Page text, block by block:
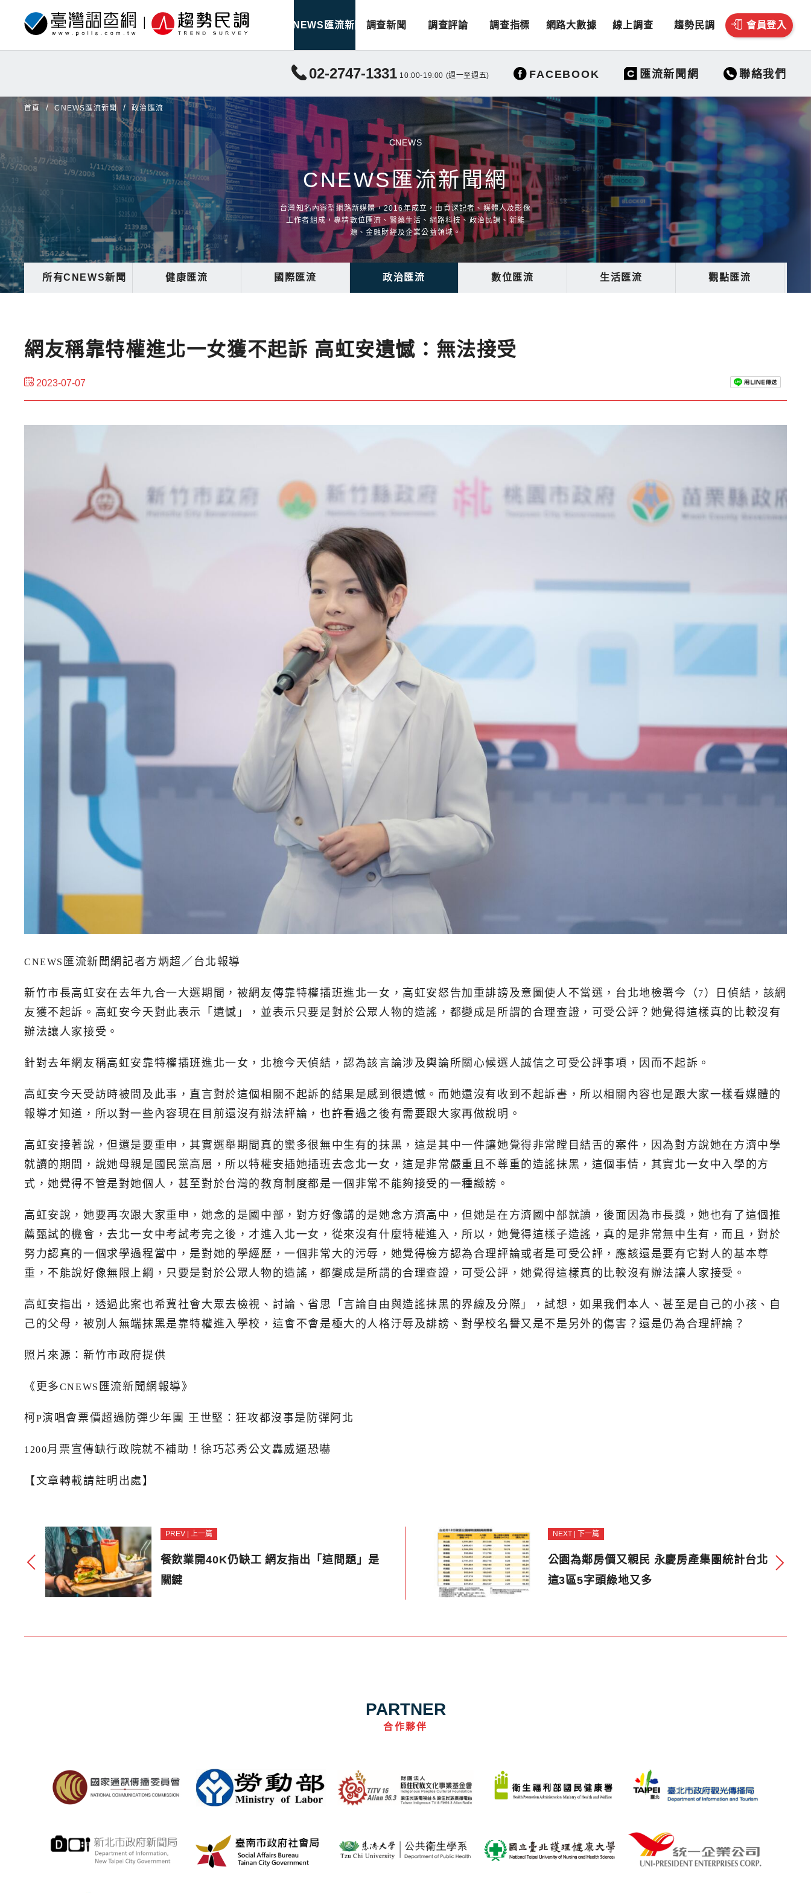
CNEWS匯流新聞 調查新聞 調查評論 調查指標 網路大數據 線上調查 趨勢民調 會員登入
02-2747-1331 10:00-19:00 (週一至週五) FACEBOOK 匯流新聞網 聯絡我們
首頁 CNEWS匯流新聞 政治匯流
CNEWS
CNEWS匯流新聞網
台灣知名內容型網路新媒體，2016年成立，由資深記者、媒體人及影像
工作者組成，專精數位匯流、醫藥生活、網路科技、政治民調、新能
源、金融財經及企業公益領域。
所有CNEWS新聞 健康匯流 國際匯流 政治匯流 數位匯流 生活匯流 觀點匯流
網友稱靠特權進北一女獲不起訴 高虹安遺憾：無法接受
2023-07-07
CNEWS 匯流新聞網記者方炳超／台北報導
新竹市長高虹安在去年九合一大選期間，被網友傳靠特權插班進北一女，高虹安怒告加重誹謗及意圖使人不當選，台北地檢署今（7）日偵結，該網
友獲不起訴。高虹安今天對此表示「遺憾」，並表示只要是對於公眾人物的造謠，都變成是所謂的合理查證，可受公評？她覺得這樣真的比較沒有
辦法讓人家接受。
針對去年網友稱高虹安靠特權插班進北一女，北檢今天偵結，認為該言論涉及輿論所關心候選人誠信之可受公評事項，因而不起訴。
高虹安今天受訪時被問及此事，直言對於這個相關不起訴的結果是感到很遺憾。而她還沒有收到不起訴書，所以相關內容也是跟大家一樣看媒體的
報導才知道，所以對一些內容現在目前還沒有辦法評論，也許看過之後有需要跟大家再做說明。
高虹安接著說，但還是要重申，其實選舉期間真的蠻多很無中生有的抹黑，這是其中一件讓她覺得非常瞠目結舌的案件，因為對方說她在方濟中學
就讀的期間，說她母親是國民黨高層，所以特權安插她插班去念北一女，這是非常嚴重且不尊重的造謠抹黑，這個事情，其實北一女中入學的方
式，她覺得不管是對她個人，甚至對於台灣的教育制度都是一個非常不能夠接受的一種譭謗。
高虹安說，她要再次跟大家重申，她念的是國中部，對方好像講的是她念方濟高中，但她是在方濟國中部就讀，後面因為市長獎，她也有了這個推
薦甄試的機會，去北一女中考試考完之後，才進入北一女，從來沒有什麼特權進入，所以，她覺得這樣子造謠，真的是非常無中生有，而且，對於
努力認真的一個求學過程當中，是對她的學經歷，一個非常大的污辱，她覺得檢方認為合理評論或者是可受公評，應該還是要有它對人的基本尊
重，不能說好像無限上綱，只要是對於公眾人物的造謠，都變成是所謂的合理查證，可受公評，她覺得這樣真的比較沒有辦法讓人家接受。
高虹安指出，透過此案也希冀社會大眾去檢視、討論、省思「言論自由與造謠抹黑的界線及分際」，試想，如果我們本人、甚至是自己的小孩、自
己的父母，被別人無端抹黑是靠特權進入學校，這會不會是極大的人格汙辱及誹謗、對學校名譽又是不是另外的傷害？還是仍為合理評論？
照片來源：新竹市政府提供
《更多CNEWS 匯流新聞網報導》
柯P演唱會票價超過防彈少年團 王世堅：狂攻都沒事是防彈阿北
1200月票宣傳缺行政院就不補助！徐巧芯秀公文轟威逼恐嚇
【文章轉載請註明出處】
PREV | 上一篇
餐飲業開40K仍缺工 網友指出「這問題」是
關鍵
NEXT | 下一篇
公園為鄰房價又親民 永慶房產集團統計台北
這3區5字頭綠地又多
PARTNER
合作夥伴